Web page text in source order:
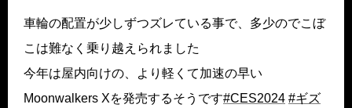
車輪の配置が少しずつズレている事で、多少のでこぼ
こは難なく乗り越えられました
今年は屋内向けの、より軽くて加速の早い
Moonwalkers Xを発売するそうです#CES2024 #ギズ